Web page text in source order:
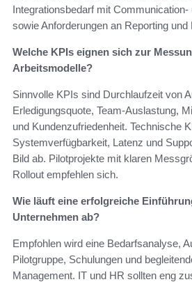
Integrationsbedarf mit Communication-
sowie Anforderungen an Reporting und
Welche KPIs eignen sich zur
Arbeitsmodelle?
Sinnvolle KPIs sind Durchlaufzeit von
Erledigungsquote, Team-Auslastung,
und Kundenzufriedenheit. Technische
Systemverfügbarkeit, Latenz und
Bild ab. Pilotprojekte mit klaren
Rollout empfehlen sich.
Wie läuft eine erfolgreiche
Unternehmen ab?
Empfohlen wird eine Bedarfsanalyse,
Pilotgruppe, Schulungen und
Management. IT und HR sollten eng